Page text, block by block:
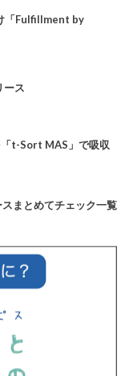
「Fulfillment by
ース
t-Sort MAS」で吸収
まとめてチェック一覧